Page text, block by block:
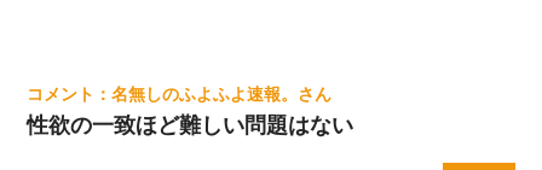
名無しのふよふよ速報。
性欲の一致ほど難しい問題はない